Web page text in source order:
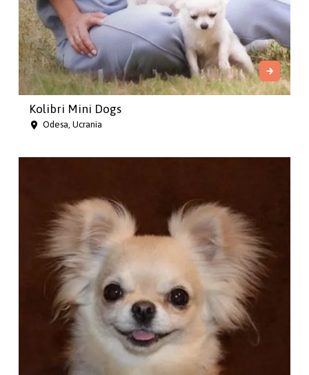
Kolibri Mini Dogs
Odesa, Ucrania